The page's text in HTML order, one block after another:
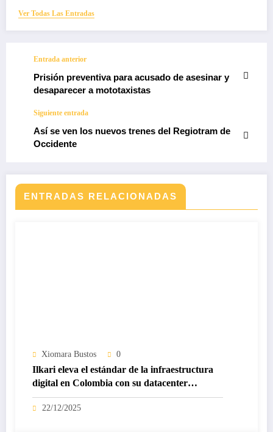
Ver Todas Las Entradas
Entrada anterior
Prisión preventiva para acusado de asesinar y
desaparecer a mototaxistas
Siguiente entrada
Así se ven los nuevos trenes del Regiotram de
Occidente
ENTRADAS RELACIONADAS
Xiomara Bustos 0
Ilkari eleva el estándar de la infraestructura
digital en Colombia con su datacenter
certificado Nivel IV de ICREA
22/12/2025